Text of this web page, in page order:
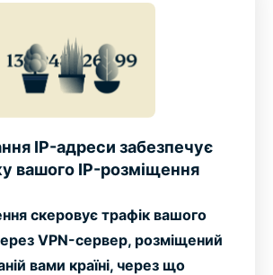
IP-адреси забезпечує
вашого IP-розміщення
скеровує трафік вашого
VPN-сервер, розміщений
вами країні, через що